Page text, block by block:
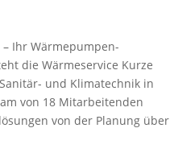
– Ihr Wärmepumpen-
die Wärmeservice Kurze
und Klimatechnik in
von 18 Mitarbeitenden
von der Planung über